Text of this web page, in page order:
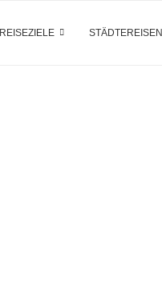
REISEZIELE STÄDTEREISEN